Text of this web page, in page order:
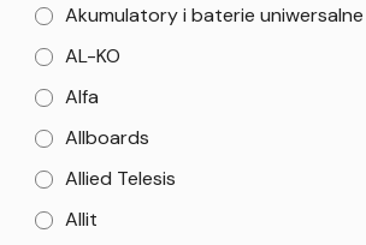
Akumulatory i baterie uniwersalne
AL-KO
Alfa
Allboards
Allied Telesis
Allit